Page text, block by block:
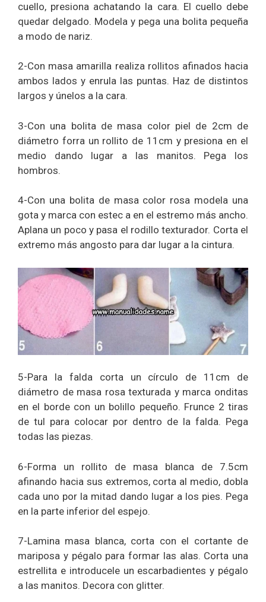
cuello, presiona achatando la cara. El cuello debe
quedar delgado. Modela y pega una bolita pequeña
a modo de nariz.
2-Con masa amarilla realiza rollitos afinados hacia
ambos lados y enrula las puntas. Haz de distintos
largos y únelos a la cara.
3-Con una bolita de masa color piel de 2cm de
diámetro forra un rollito de 11cm y presiona en el
medio dando lugar a las manitos. Pega los
hombros.
4-Con una bolita de masa color rosa modela una
gota y marca con estec a en el estremo más ancho.
Aplana un poco y pasa el rodillo texturador. Corta el
extremo más angosto para dar lugar a la cintura.
5-Para la falda corta un círculo de 11cm de
diámetro de masa rosa texturada y marca onditas
en el borde con un bolillo pequeño. Frunce 2 tiras
de tul para colocar por dentro de la falda. Pega
todas las piezas.
6-Forma un rollito de masa blanca de 7.5cm
afinando hacia sus extremos, corta al medio, dobla
cada uno por la mitad dando lugar a los pies. Pega
en la parte inferior del espejo.
7-Lamina masa blanca, corta con el cortante de
mariposa y pégalo para formar las alas. Corta una
estrellita e introducele un escarbadientes y pégalo
a las manitos. Decora con glitter.